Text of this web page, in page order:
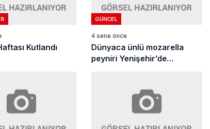
Kutlandı
GÜNCEL
4 sene önce
Dünyaca ünlü mozarella
peyniri Yenişehir’de